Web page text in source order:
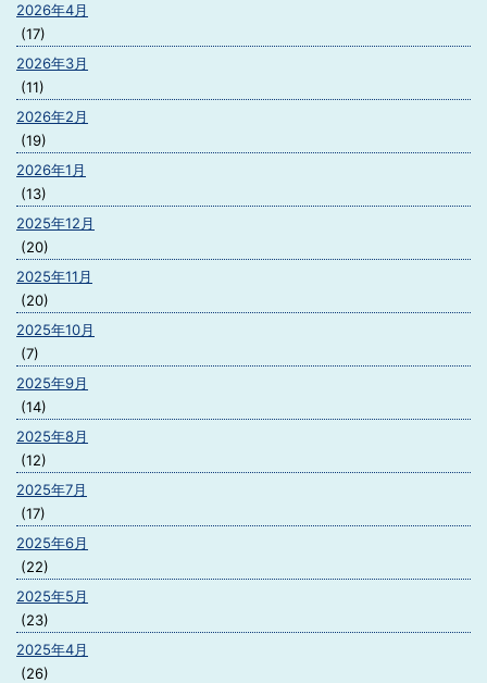
2026年4月
(17)
2026年3月
(11)
2026年2月
(19)
2026年1月
(13)
2025年12月
(20)
2025年11月
(20)
2025年10月
(7)
2025年9月
(14)
2025年8月
(12)
2025年7月
(17)
2025年6月
(22)
2025年5月
(23)
2025年4月
(26)